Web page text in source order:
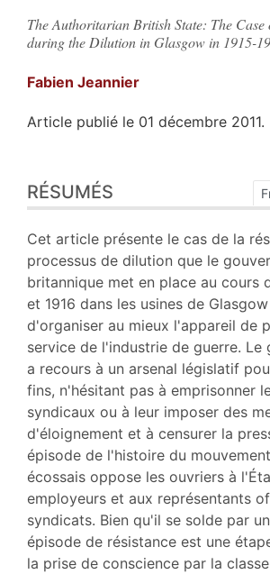
The Authoritarian British State: The Case
during the Dilution in Glasgow in 1915-
Fabien Jeannier
Article publié le 01 décembre 2011.
Plan
Texte
Bibliographie
Notes
Citer cet article
Auteur
RÉSUMÉS
Cet article présente le cas de la
processus de dilution que le
britannique met en place au cours
et 1916 dans les usines de
d'organiser au mieux l'appareil de
service de l'industrie de guerre. Le
a recours à un arsenal législatif
fins, n'hésitant pas à emprisonner
syndicaux ou à leur imposer des
d'éloignement et à censurer la
épisode de l'histoire du
écossais oppose les ouvriers à
employeurs et aux représentants
syndicats. Bien qu'il se solde par
épisode de résistance est une
la prise de conscience par la